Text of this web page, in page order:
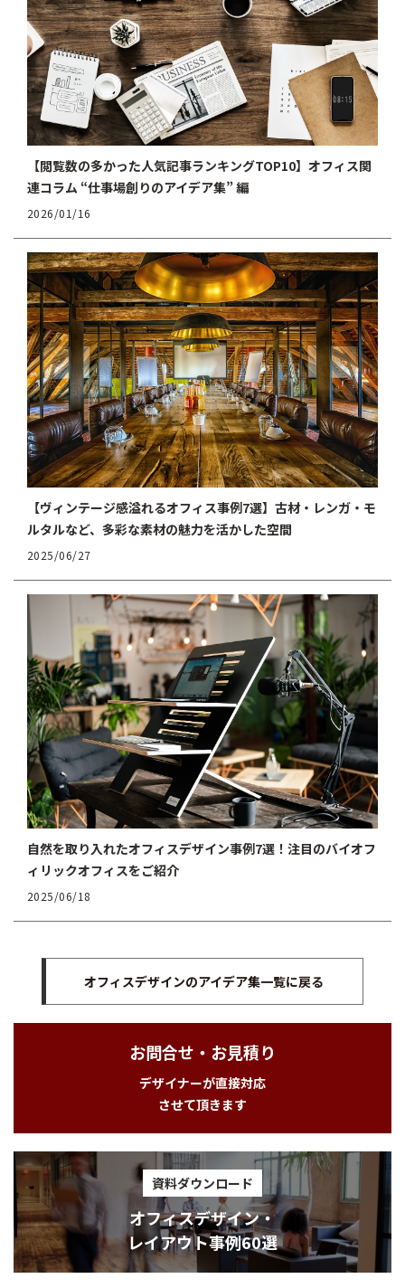
【閲覧数の多かった人気記事ランキングTOP10】オフィス関
連コラム “仕事場創りのアイデア集” 編
2026/01/16
【ヴィンテージ感溢れるオフィス事例7選】古材・レンガ・モ
ルタルなど、多彩な素材の魅力を活かした空間
2025/06/27
自然を取り入れたオフィスデザイン事例7選！注目のバイオフ
ィリックオフィスをご紹介
2025/06/18
オフィスデザインのアイデア集一覧に戻る
お問合せ・お見積り
デザイナーが直接対応
させて頂きます
資料ダウンロード
オフィスデザイン・
レイアウト事例60選